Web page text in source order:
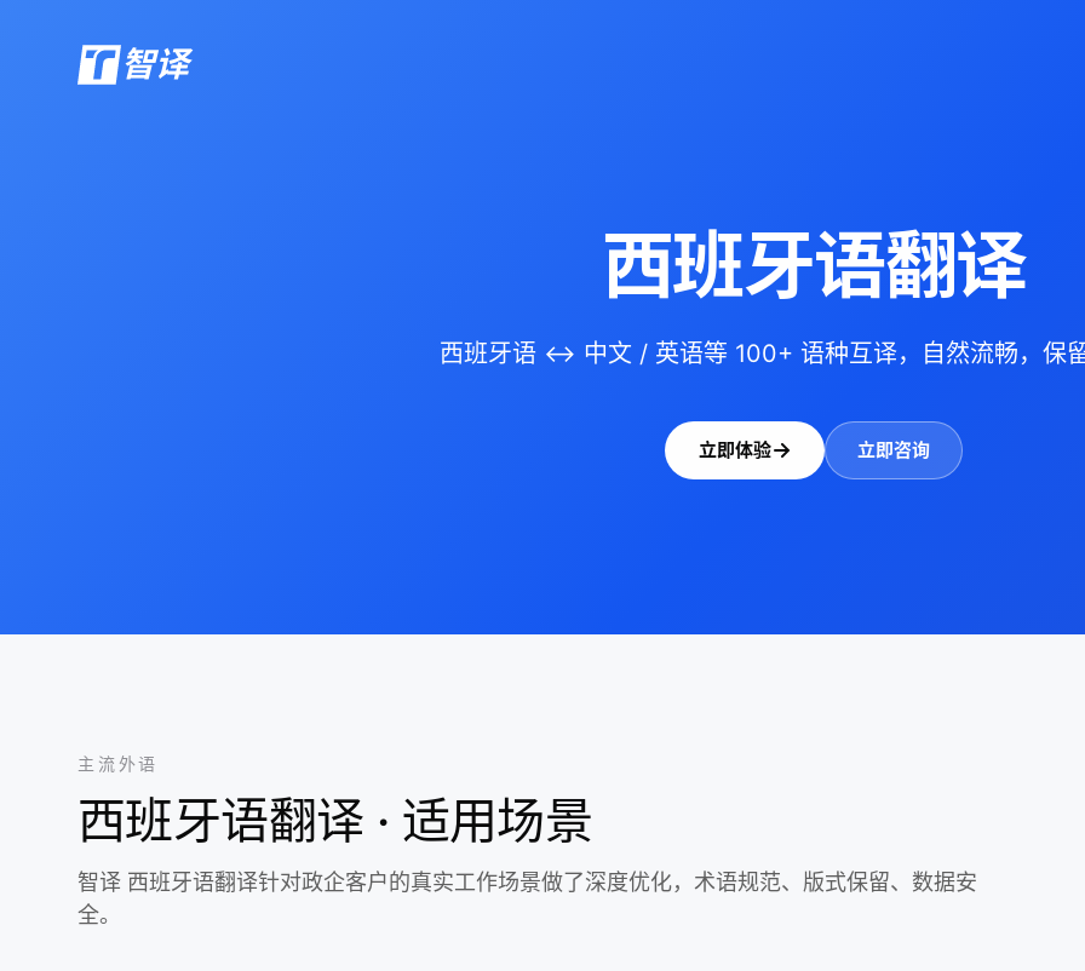
智译
西班牙语翻译
西班牙语 ↔ 中文 / 英语等 100+ 语种互译，自然流畅，保
立即体验 立即咨询
主流外语
西班牙语翻译 · 适用场景
智译 西班牙语翻译针对政企客户的真实工作场景做了深度优化，术语规范、版式保留、数据安
全。